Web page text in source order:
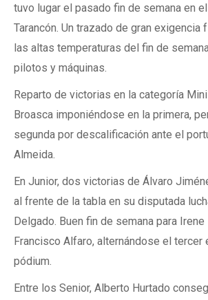
tuvo lugar el pasado fin de semana en
Tarancón. Un trazado de gran exigencia
las altas temperaturas del fin de
pilotos y máquinas.
Reparto de victorias en la categoría
Broasca imponiéndose en la primera,
segunda por descalificación ante el
Almeida.
En Junior, dos victorias de Álvaro
al frente de la tabla en su disputada
Delgado. Buen fin de semana para Irene
Francisco Alfaro, alternándose el tercer
pódium.
Entre los Senior, Alberto Hurtado